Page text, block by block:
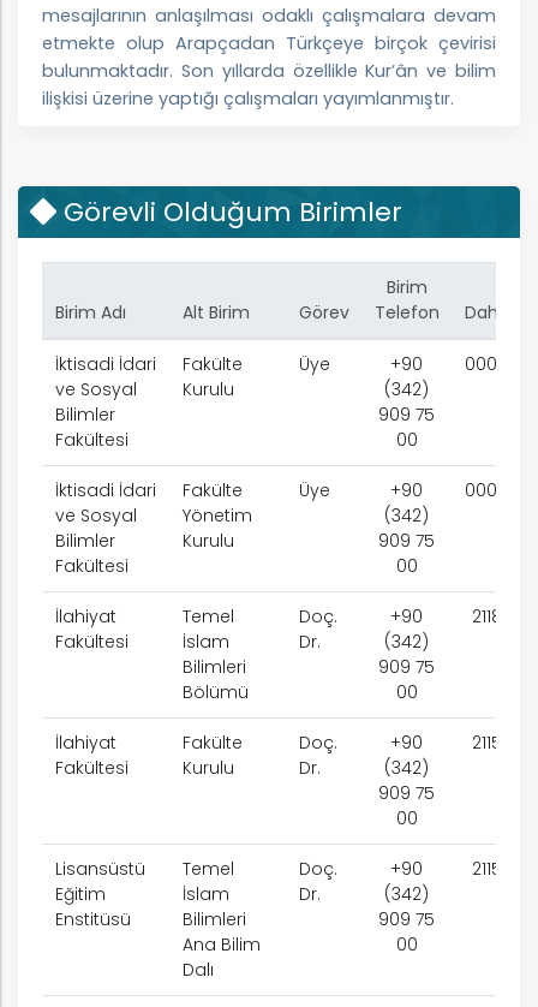
mesajlarının anlaşılması odaklı çalışmalara devam
etmekte olup Arapçadan Türkçeye birçok çevirisi
bulunmaktadır. Son yıllarda özellikle Kur’ân ve bilim
ilişkisi üzerine yaptığı çalışmaları yayımlanmıştır.
https://akademik.yok.gov.tr/AkademikArama/view/viewAuthor.jsp
Görevli Olduğum Birimler
Birim Adı Alt Birim Görev
Birim
Telefon
Dahili
İktisadi İdari
ve Sosyal
Bilimler
Fakültesi
Fakülte
Kurulu
Üye
+90
(342)
909 75
00
0000
İktisadi İdari
ve Sosyal
Bilimler
Fakültesi
Fakülte
Yönetim
Kurulu
Üye
+90
(342)
909 75
00
0000
İlahiyat
Fakültesi
Temel
İslam
Bilimleri
Bölümü
Doç.
Dr.
+90
(342)
909 75
00
2118
İlahiyat
Fakültesi
Fakülte
Kurulu
Doç.
Dr.
+90
(342)
909 75
00
2115
Lisansüstü
Eğitim
Enstitüsü
Temel
İslam
Bilimleri
Ana Bilim
Dalı
Doç.
Dr.
+90
(342)
909 75
00
2115